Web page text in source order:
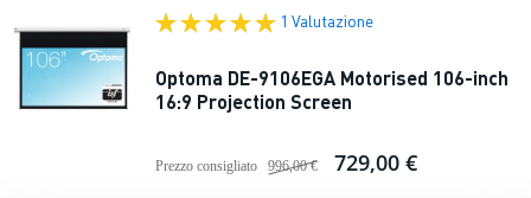
1 Valutazione
Optoma DE-9106EGA Motorised 106-inch
16:9 Projection Screen
Prezzo consigliato 996,00 € 729,00 €